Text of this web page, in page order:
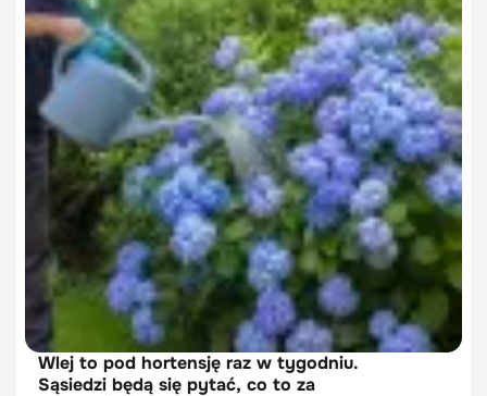
Wlej to pod hortensję raz w tygodniu.
Sąsiedzi będą się pytać, co to za